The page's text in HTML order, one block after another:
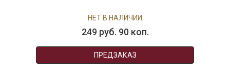
НЕТ В НАЛИЧИИ
249 руб. 90 коп.
ПРЕДЗАКАЗ